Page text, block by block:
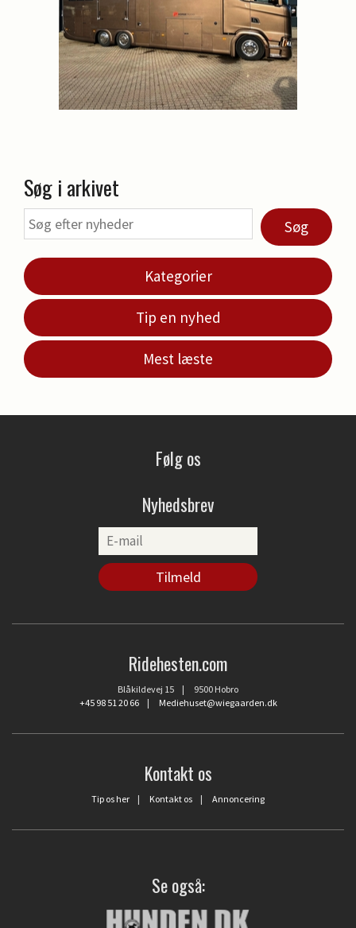
Søg i arkivet
Søg
Kategorier
Tip en nyhed
Mest læste
Følg os
Nyhedsbrev
Ridehesten.com
Blåkildevej 15 | 9500 Hobro
+45 98 51 20 66| Mediehuset@wiegaarden.dk
Kontakt os
Tip os her | Kontakt os | Annoncering
Se også: